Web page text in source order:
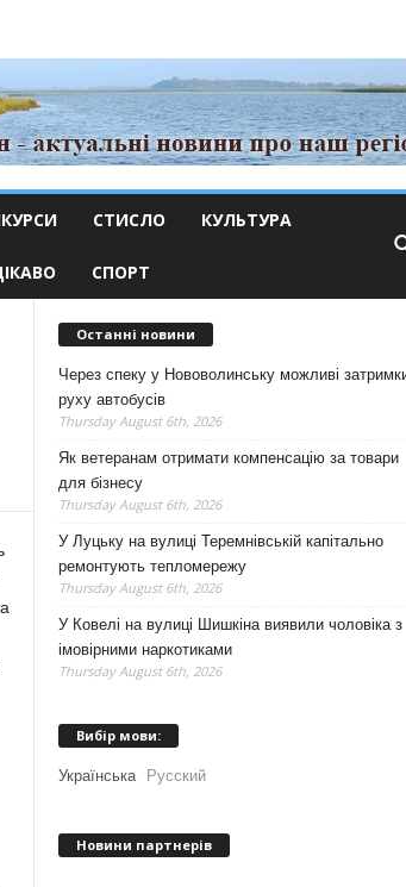
СТИСЛО КУЛЬТУРА
СПОРТ
Останні новини
Через спеку у Нововолинську можливі
руху автобусів
Thursday August 6th, 2026
Як ветеранам отримати компенсацію за товари
для бізнесу
Thursday August 6th, 2026
У Луцьку на вулиці Теремнівській капітально
ремонтують тепломережу
Thursday August 6th, 2026
У Ковелі на вулиці Шишкіна виявили чоловіка з
імовірними наркотиками
Thursday August 6th, 2026
Вибір мови:
Українська Русский
Новини партнерів